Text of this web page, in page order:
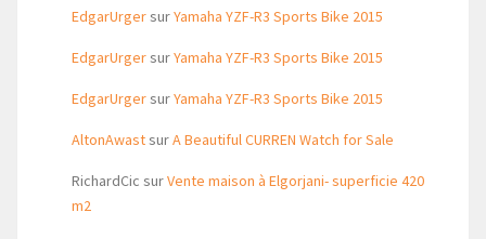
EdgarUrgersurYamaha YZF-R3 Sports Bike 2015
EdgarUrgersurYamaha YZF-R3 Sports Bike 2015
EdgarUrgersurYamaha YZF-R3 Sports Bike 2015
AltonAwastsurA Beautiful CURREN Watch for Sale
RichardCic surVente maison à Elgorjani- superficie 420
m2